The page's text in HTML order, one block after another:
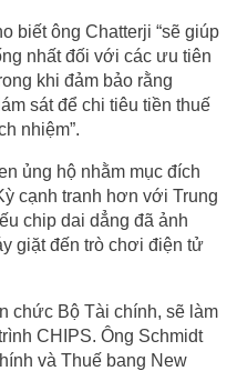
biết ông Chatterji “sẽ giúp
nhất đối với các ưu tiên
khi đảm bảo rằng
sát để chi tiêu tiền thuế
nhiệm”.
ủng hộ nhằm mục đích
cạnh tranh hơn với Trung
chip dai dẳng đã ảnh
giặt đến trò chơi điện tử
chức Bộ Tài chính, sẽ làm
CHIPS. Ông Schmidt
và Thuế bang New